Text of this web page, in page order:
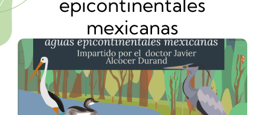
mexicanas